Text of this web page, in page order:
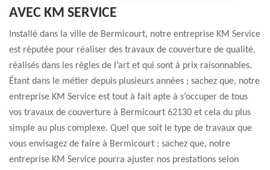
AVEC KM SERVICE
Installé dans la ville de Bermicourt, notre entreprise KM Service
est réputée pour réaliser des travaux de couverture de qualité,
réalisés dans les règles de l’art et qui sont à prix raisonnables.
Étant dans le métier depuis plusieurs années ; sachez que, notre
entreprise KM Service est tout à fait apte à s’occuper de tous
vos travaux de couverture à Bermicourt 62130 et cela du plus
simple au plus complexe. Quel que soit le type de travaux que
vous envisagez de faire à Bermicourt ; sachez que, notre
entreprise KM Service pourra ajuster nos prestations selon